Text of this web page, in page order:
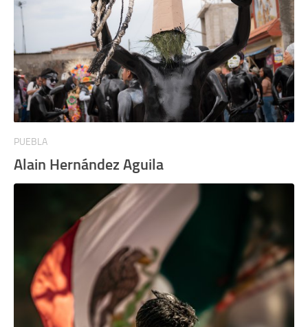
PUEBLA
Alain Hernández Aguila